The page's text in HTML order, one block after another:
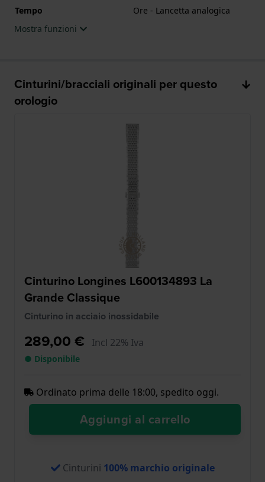
Tempo
Ore - Lancetta analogica
Mostra funzioni
Cinturini/bracciali originali per questo
orologio
Cinturino Longines L600134893 La
Grande Classique
Cinturino in acciaio inossidabile
289,00 € Incl 22% Iva
● Disponibile
Ordinato prima delle 18:00, spedito oggi.
Aggiungi al carrello
Cinturini 100% marchio originale